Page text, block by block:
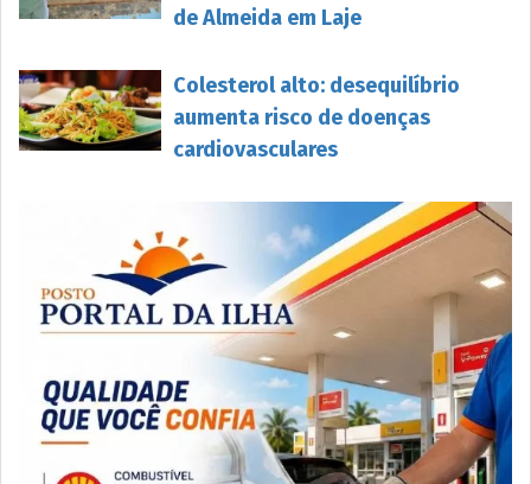
de Almeida em Laje
Colesterol alto: desequilíbrio
aumenta risco de doenças
cardiovasculares